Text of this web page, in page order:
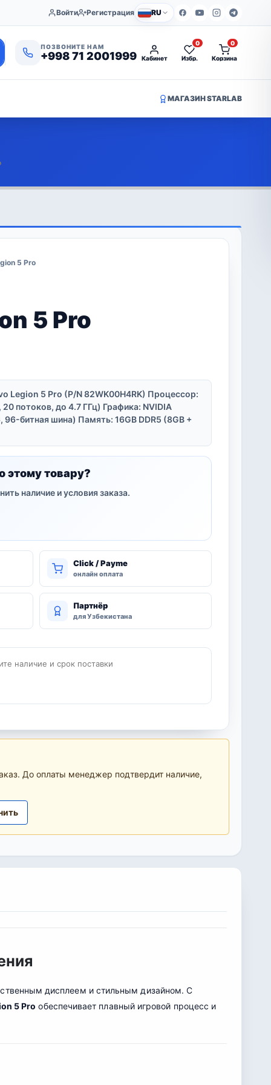
Войти Регистрация RU
ПОЗВОНИТЕ НАМ
+998 71 2001999 Кабинет Избр.
0
Корзина
0
МАГАЗИН STARLAB
5 Pro
5 Pro
Legion 5 Pro (P/N 82WK00H4RK) Процессор:
потоков, до 4.7 ГГц) Графика: NVIDIA
96-битная шина) Память: 16GB DDR5 (8GB +
этому товару?
наличие и условия заказа.
Click / Payme
онлайн оплата
Партнёр
для Узбекистана
наличие и срок поставки
До оплаты менеджер подтвердит наличие,
дисплеем и стильным дизайном. С
5 Pro обеспечивает плавный игровой процесс и